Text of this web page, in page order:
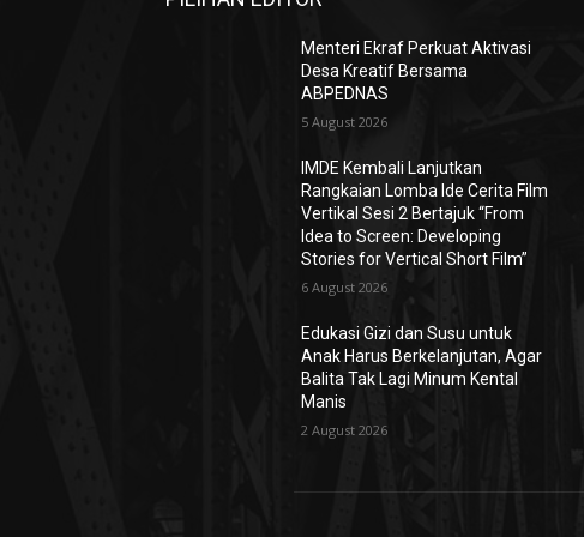
Menteri Ekraf Perkuat Aktivasi
Desa Kreatif Bersama
ABPEDNAS
5 August 2026
IMDE Kembali Lanjutkan
Rangkaian Lomba Ide Cerita Film
Vertikal Sesi 2 Bertajuk “From
Idea to Screen: Developing
Stories for Vertical Short Film”
6 August 2026
Edukasi Gizi dan Susu untuk
Anak Harus Berkelanjutan, Agar
Balita Tak Lagi Minum Kental
Manis
2 August 2026